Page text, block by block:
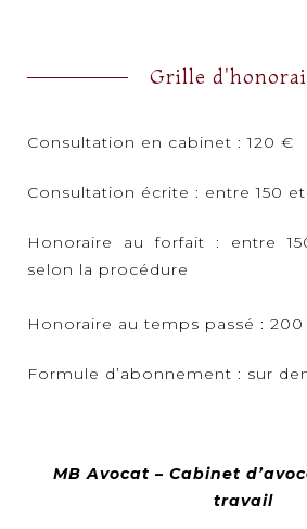
Grille
Consultation en cabinet : 120 €
Consultation écrite : entre 150
Honoraire au forfait : entre
selon la procédure
Honoraire au temps passé : 200
Formule d’abonnement : sur
MB Avocat – Cabinet
travail